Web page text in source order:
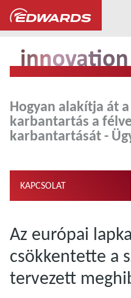
...
Hogyan alakítja át
karbantartás a
karbantartását -
KAPCSOLAT
Az európai
csökkentette a
tervezett